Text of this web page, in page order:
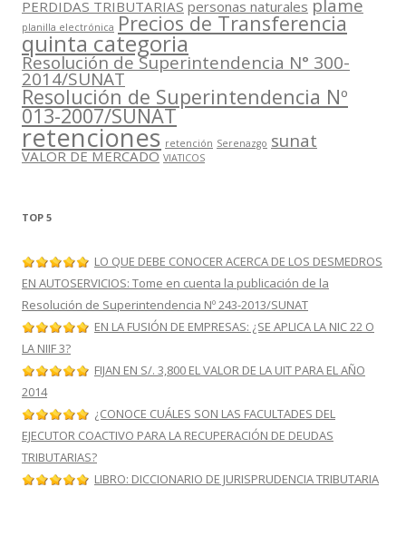
PERDIDAS TRIBUTARIAS personas naturales plame
planilla electrónica Precios de Transferencia
quinta categoria
Resolución de Superintendencia N° 300-
2014/SUNAT
Resolución de Superintendencia Nº
013-2007/SUNAT
retenciones retención Serenazgo sunat
VALOR DE MERCADO VIATICOS
TOP 5
LO QUE DEBE CONOCER ACERCA DE LOS DESMEDROS
EN AUTOSERVICIOS: Tome en cuenta la publicación de la
Resolución de Superintendencia Nº 243-2013/SUNAT
EN LA FUSIÓN DE EMPRESAS: ¿SE APLICA LA NIC 22 O
LA NIIF 3?
FIJAN EN S/. 3,800 EL VALOR DE LA UIT PARA EL AÑO
2014
¿CONOCE CUÁLES SON LAS FACULTADES DEL
EJECUTOR COACTIVO PARA LA RECUPERACIÓN DE DEUDAS
TRIBUTARIAS?
LIBRO: DICCIONARIO DE JURISPRUDENCIA TRIBUTARIA